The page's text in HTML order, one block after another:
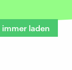
laden